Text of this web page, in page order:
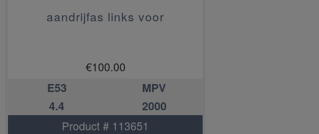
aandrijfas links voor
€100.00
E53
MPV
4.4
2000
Product # 113651